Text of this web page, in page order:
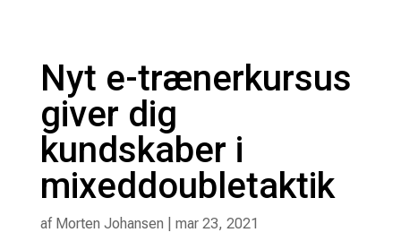
Nyt e-trænerkursus
giver dig
kundskaber i
mixeddoubletaktik
af Morten Johansen mar 23, 2021